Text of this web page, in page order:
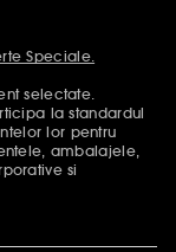
Speciale.
selectate.
la standardul
lor pentru
ambalajele,
si